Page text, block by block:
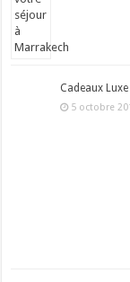
Cadeaux
5 octobre